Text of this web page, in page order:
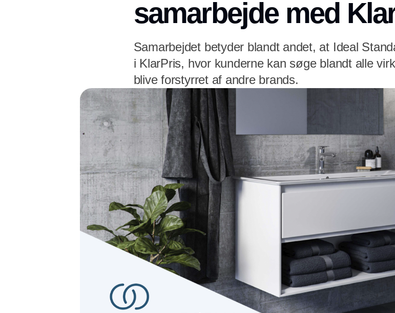
samarbejde med
Samarbejdet betyder blandt andet, at Ideal
i KlarPris, hvor kunderne kan søge blandt alle
blive forstyrret af andre brands.